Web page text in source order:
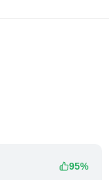
95%